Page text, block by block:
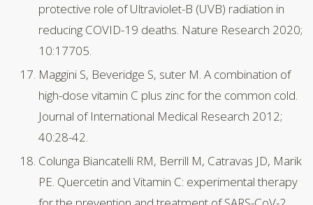
protective role of Ultraviolet-B (UVB) radiation in
reducing COVID-19 deaths. Nature Research 2020;
10:17705.
Maggini S, Beveridge S, suter M. A combination of
high-dose vitamin C plus zinc for the common cold.
Journal of International Medical Research 2012;
40:28-42.
Colunga Biancatelli RM, Berrill M, Catravas JD, Marik
PE. Quercetin and Vitamin C: experimental therapy